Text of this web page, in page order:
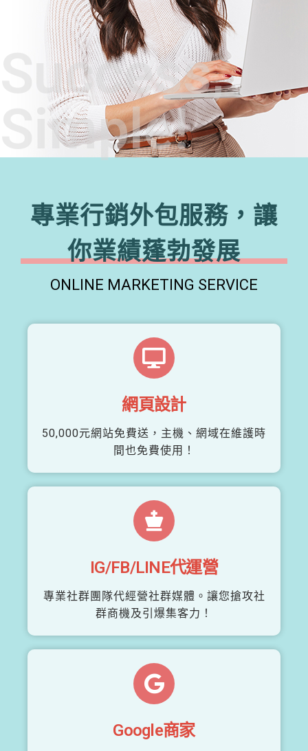
Success,
Simple!
專業行銷外包服務，讓
你業績蓬勃發展
ONLINE MARKETING SERVICE
網頁設計
50,000元網站免費送，主機、網域在維護時
間也免費使用！
IG/FB/LINE代運營
專業社群團隊代經營社群媒體。讓您搶攻社
群商機及引爆集客力！
Google商家